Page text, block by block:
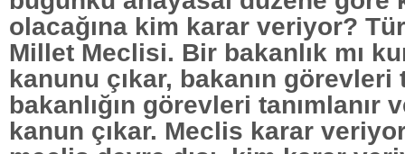
olacağına kim karar veriyor?
Millet Meclisi. Bir bakanlık mı
kanunu çıkar, bakanın görevleri
bakanlığın görevleri tanımlanır
kanun çıkar. Meclis karar